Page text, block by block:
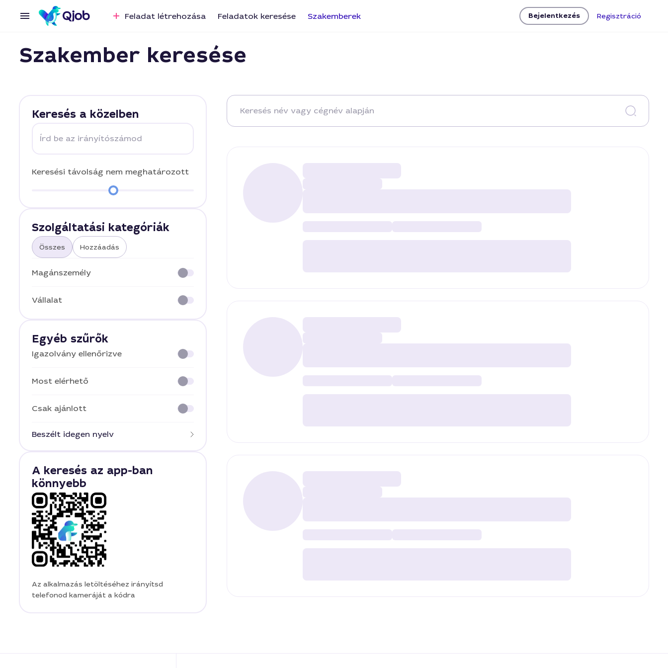
Feladat létrehozása Feladatok keresése Szakemberek Bejelentkezés Regisztráció
Szakember keresése
Keresés a közelben
Írd be az irányítószámod
Keresési távolság nem meghatározott
Szolgáltatási kategóriák
Összes Hozzáadás
Magánszemély
Vállalat
Egyéb szűrők
Igazolvány ellenőrizve
Most elérhető
Csak ajánlott
Beszélt idegen nyelv
A keresés az app-ban
könnyebb
Az alkalmazás letöltéséhez irányítsd
telefonod kameráját a kódra